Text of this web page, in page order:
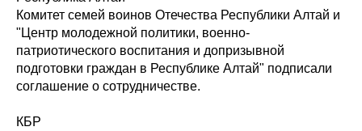
Комитет семей воинов Отечества Республики Алтай и
"Центр молодежной политики, военно-
патриотического воспитания и допризывной
подготовки граждан в Республике Алтай" подписали
соглашение о сотрудничестве.
КБР